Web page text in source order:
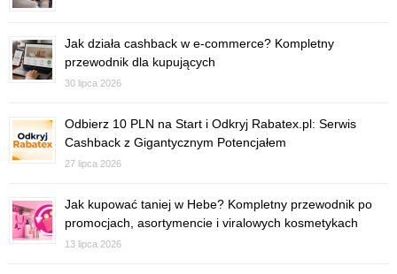
Jak działa cashback w e-commerce? Kompletny
przewodnik dla kupujących
30 lipca 2026
Odbierz 10 PLN na Start i Odkryj Rabatex.pl: Serwis
Cashback z Gigantycznym Potencjałem
27 lipca 2026
Jak kupować taniej w Hebe? Kompletny przewodnik po
promocjach, asortymencie i viralowych kosmetykach
13 lipca 2026